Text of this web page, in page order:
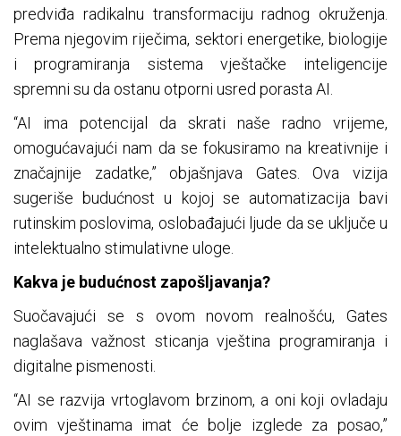
predviđa radikalnu transformaciju radnog okruženja.
Prema njegovim riječima, sektori energetike, biologije
i programiranja sistema vještačke inteligencije
spremni su da ostanu otporni usred porasta AI.
“AI ima potencijal da skrati naše radno vrijeme,
omogućavajući nam da se fokusiramo na kreativnije i
značajnije zadatke,” objašnjava Gates. Ova vizija
sugeriše budućnost u kojoj se automatizacija bavi
rutinskim poslovima, oslobađajući ljude da se uključe u
intelektualno stimulativne uloge.
Kakva je budućnost zapošljavanja?
Suočavajući se s ovom novom realnošću, Gates
naglašava važnost sticanja vještina programiranja i
digitalne pismenosti.
“AI se razvija vrtoglavom brzinom, a oni koji ovladaju
ovim vještinama imat će bolje izglede za posao,”